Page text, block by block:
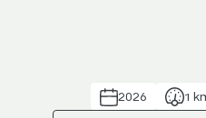
2026 1